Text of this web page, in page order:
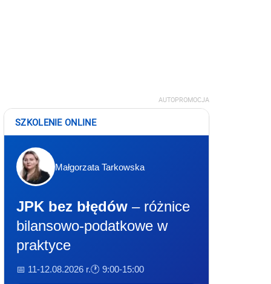
AUTOPROMOCJA
SZKOLENIE ONLINE
Małgorzata Tarkowska
JPK bez błędów – różnice
bilansowo-podatkowe w
praktyce
📅 11-12.08.2026 r.🕐 9:00-15:00